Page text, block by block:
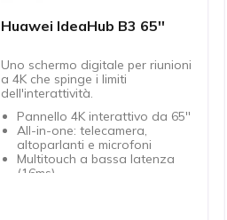
Huawei IdeaHub B3 65''
Uno schermo digitale per riunioni
a 4K che spinge i limiti
dell'interattività.
Pannello 4K interattivo da 65''
All-in-one: telecamera,
altoparlanti e microfoni
Multitouch a bassa latenza
(16ms)